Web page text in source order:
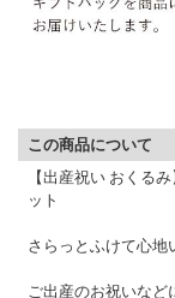
この商品について
【出産祝い おくる
ット
さらっとふけて心地
ご出産のお祝いなど